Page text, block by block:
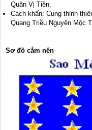
Quân Vị Tiền.
Cách khấn: Cung thỉnh
Quang Triều Nguyên Mộc
Sơ đồ cắm nến